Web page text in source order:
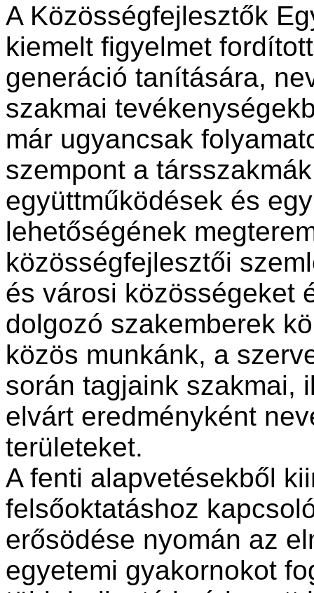
A Közösségfejlesztők
kiemelt figyelmet
generáció tanítására,
szakmai
már ugyancsak
szempont a
együttműködések és
lehetőségének
közösségfejlesztői
és városi közösségeket
dolgozó szakemberek
közös munkánk, a
során tagjaink szakmai,
elvárt eredményként
területeket.
A fenti alapvetésekből
felsőoktatáshoz
erősödése nyomán az
egyetemi gyakornokot